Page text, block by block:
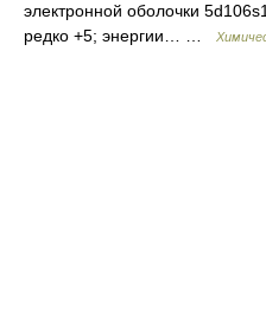
электронной оболочки
редко +5; энергии… …